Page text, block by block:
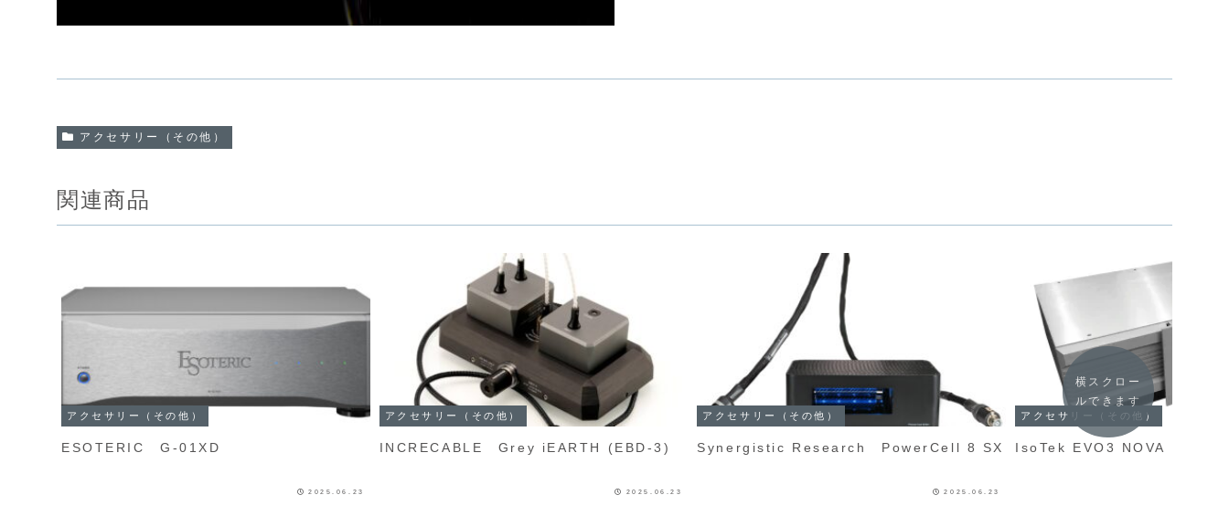
アクセサリー（その他）
関連商品
アクセサリー（その他）
ESOTERIC G-01XD
2025.06.23
アクセサリー（その他）
INCRECABLE Grey iEARTH (EBD-3)
2025.06.23
アクセサリー（その他）
Synergistic Research PowerCell 8 SX
2025.06.23
アクセサリー（その他）
IsoTek EVO3 NOVA
横スクロー
ルできます